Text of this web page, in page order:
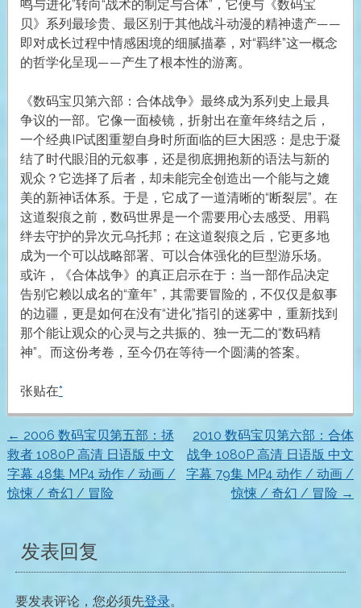
鸣与进化”转向“战术的制定与合体”，它便与《数码宝
贝》系列最珍贵、最区别于其他战斗动漫的精神遗产——
即对成长过程中情感困境的细腻描摹，对“羁绊”这一概念
的哲学化呈现——产生了根本性的游离。
《数码宝贝第六部：合体战争》最终成为系列史上最具
争议的一部。它像一面棱镜，折射出在童年终结之后，
一个经典IP试图重塑自身时所面临的巨大困惑：是忠于凝
结了时代眼泪的元叙事，还是彻底拥抱新的语法与新的
观众？它选择了后者，却未能完全创造出一个能与之媲
美的新神话体系。于是，它成了一道清晰的“断裂层”。在
这道裂痕之前，数码世界是一个需要用心去感受、用羁
绊去守护的异次元乌托邦；在这道裂痕之后，它更多地
成为一个可以战略部署、可以合体强化的巨型游乐场。
或许，《合体战争》的真正启示在于：当一部作品决定
告别它赖以成名的“童年”，其需要冒险的，不仅仅是叙事
的边疆，更是如何在没有“进化”指引的迷雾中，重新找到
那个能让观众的心灵与之共振的、独一无二的“数码精
神”。而这份考卷，至今仍在等待一个圆满的答案。
张贴在*
文
章
航
← 2006 数码宝贝第五部：拯
救者 1080P 高清 日语版 中文
字幕 48集 MP4 动作 / 动画 /
惊悚 / 奇幻 / 冒险
2010 数码宝贝第六部：合体
战争 1080P 高清 日语版 中文
字幕 79集 MP4 动作 / 动画 /
惊悚 / 奇幻 / 冒险 →
发表回复
要发表评论，您必须先登录。